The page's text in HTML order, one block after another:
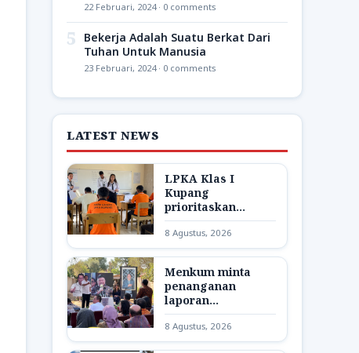
22 Februari, 2024 · 0 comments
5
Bekerja Adalah Suatu Berkat Dari
Tuhan Untuk Manusia
23 Februari, 2024 · 0 comments
LATEST NEWS
LPKA Klas I
Kupang
prioritaskan
pendidikan bagi
anak binaan
8 Agustus, 2026
Menkum minta
penanganan
laporan
pelanggaran KI
dipercepat
8 Agustus, 2026